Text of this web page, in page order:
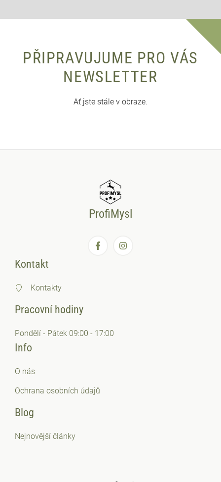
PŘIPRAVUJUME PRO VÁS
NEWSLETTER
Ať jste stále v obraze.
ProfiMysl
Kontakt
Kontakty
Pracovní hodiny
Pondělí - Pátek 09:00 - 17:00
Info
O nás
Ochrana osobních údajů
Blog
Nejnovější články